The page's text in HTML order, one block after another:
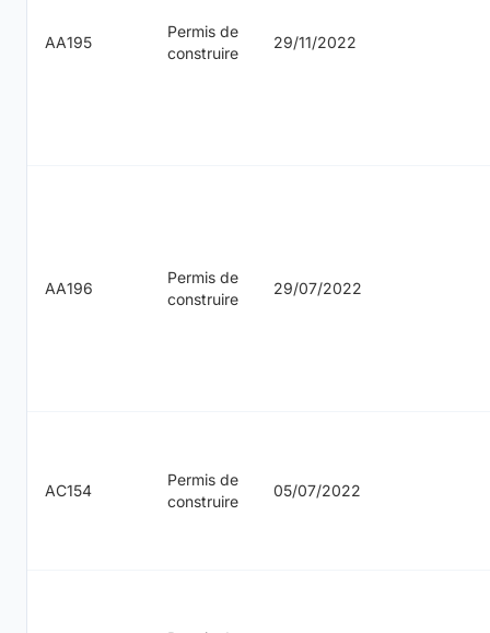
AA195
Permis de
construire
29/11/2022
AA196
Permis de
construire
29/07/2022
AC154
Permis de
construire
05/07/2022